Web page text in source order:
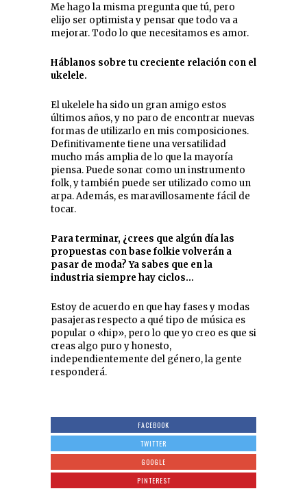
Me hago la misma pregunta que tú, pero
elijo ser optimista y pensar que todo va a
mejorar. Todo lo que necesitamos es amor.
Háblanos sobre tu creciente relación con el
ukelele.
El ukelele ha sido un gran amigo estos
últimos años, y no paro de encontrar nuevas
formas de utilizarlo en mis composiciones.
Definitivamente tiene una versatilidad
mucho más amplia de lo que la mayoría
piensa. Puede sonar como un instrumento
folk, y también puede ser utilizado como un
arpa. Además, es maravillosamente fácil de
tocar.
Para terminar, ¿crees que algún día las
propuestas con base folkie volverán a
pasar de moda? Ya sabes que en la
industria siempre hay ciclos…
Estoy de acuerdo en que hay fases y modas
pasajeras respecto a qué tipo de música es
popular o «hip», pero lo que yo creo es que si
creas algo puro y honesto,
independientemente del género, la gente
responderá.
FACEBOOK
TWITTER
GOOGLE
PINTEREST